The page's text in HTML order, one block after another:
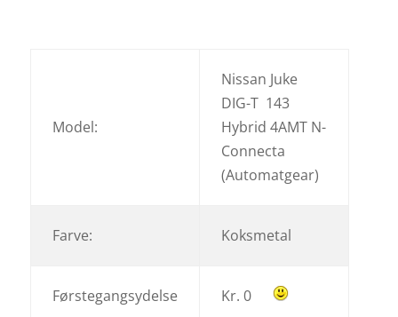
Model:
Nissan Juke
DIG-T 143
Hybrid 4AMT N-
Connecta
(Automatgear)
Farve: Koksmetal
Førstegangsydelse Kr. 0